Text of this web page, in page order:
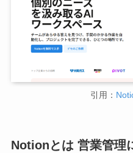
引用：
Notionとは 営業管理